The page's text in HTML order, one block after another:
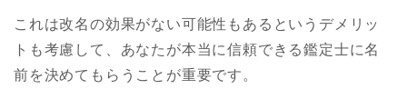
これは改名の効果がない可能性もあるというデメリッ
トも考慮して、あなたが本当に信頼できる鑑定士に名
前を決めてもらうことが重要です。